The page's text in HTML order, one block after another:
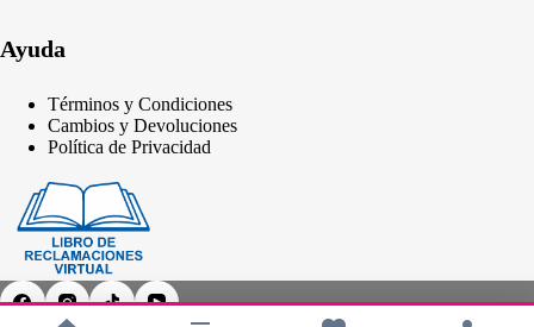
Ayuda
Términos y Condiciones
Cambios y Devoluciones
Política de Privacidad